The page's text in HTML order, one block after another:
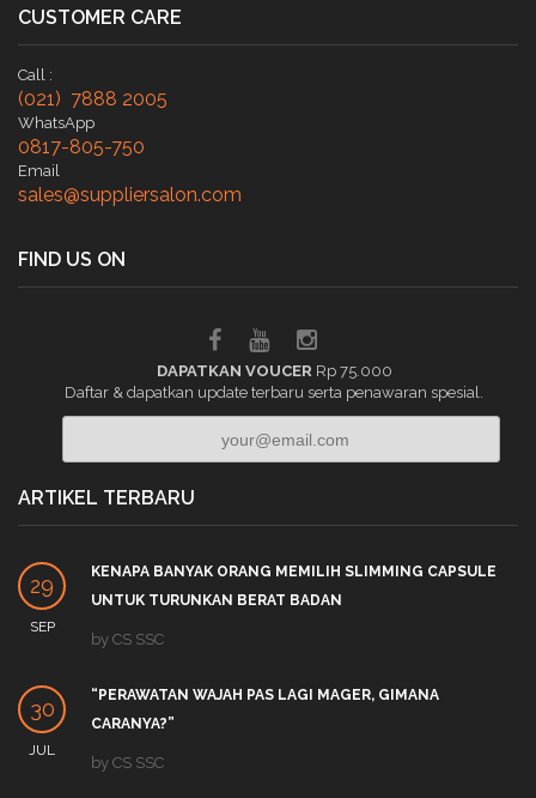
CUSTOMER CARE
Call :
(021) 7888 2005
WhatsApp
0817-805-750
Email
sales@suppliersalon.com
FIND US ON
DAPATKAN VOUCER Rp 75.000
Daftar & dapatkan update terbaru serta penawaran spesial.
ARTIKEL TERBARU
29
SEP
KENAPA BANYAK ORANG MEMILIH SLIMMING CAPSULE
UNTUK TURUNKAN BERAT BADAN
by CS SSC
30
JUL
“PERAWATAN WAJAH PAS LAGI MAGER, GIMANA
CARANYA?”
by CS SSC